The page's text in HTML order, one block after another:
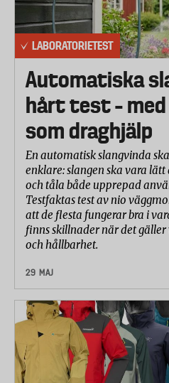
LABORATORIETEST
Automatiska
hårt test –
som draghjälp
En automatisk slangvinda
enklare: slangen ska vara
och tåla både upprepad
Testfaktas test av nio
att de flesta fungerar bra i
finns skillnader när det
och hållbarhet.
29 MAJ